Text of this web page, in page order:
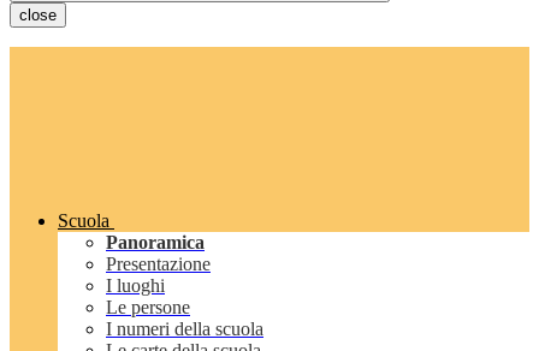
close
Scuola
Panoramica
Presentazione
I luoghi
Le persone
I numeri della scuola